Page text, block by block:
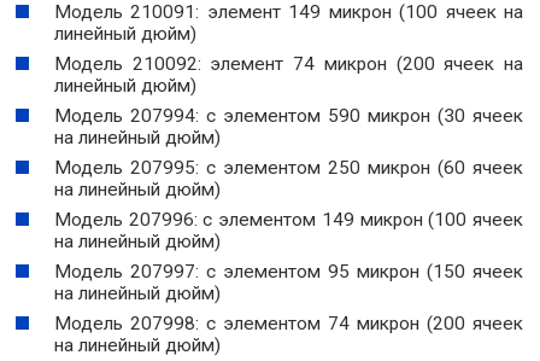
Модель 210091: элемент 149 микрон (100 ячеек на
линейный дюйм)
Модель 210092: элемент 74 микрон (200 ячеек на
линейный дюйм)
Модель 207994: с элементом 590 микрон (30 ячеек
на линейный дюйм)
Модель 207995: с элементом 250 микрон (60 ячеек
на линейный дюйм)
Модель 207996: с элементом 149 микрон (100 ячеек
на линейный дюйм)
Модель 207997: с элементом 95 микрон (150 ячеек
на линейный дюйм)
Модель 207998: с элементом 74 микрон (200 ячеек
на линейный дюйм)